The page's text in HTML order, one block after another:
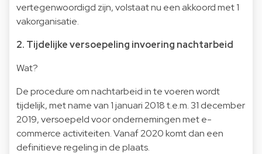
vertegenwoordigd zijn, volstaat nu een akkoord met 1
vakorganisatie.
2. Tijdelijke versoepeling invoering nachtarbeid
Wat?
De procedure om nachtarbeid in te voeren wordt
tijdelijk, met name van 1 januari 2018 t.e.m. 31 december
2019, versoepeld voor ondernemingen met e-
commerce activiteiten. Vanaf 2020 komt dan een
definitieve regeling in de plaats.